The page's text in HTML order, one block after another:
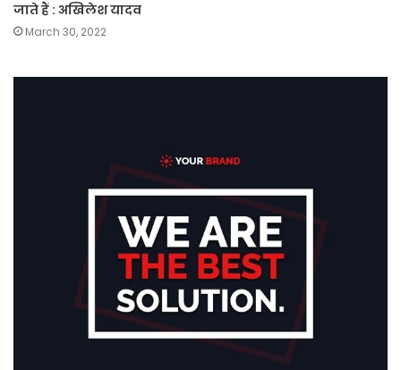
जाते हैं : अखिलेश यादव
March 30, 2022